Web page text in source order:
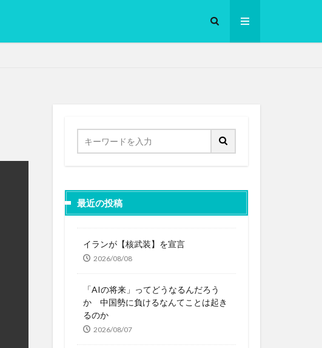
最近の投稿
イランが【核武装】を宣言
2026/08/08
「AIの将来」ってどうなるんだろう
か 中国勢に負けるなんてことは起き
るのか
2026/08/07